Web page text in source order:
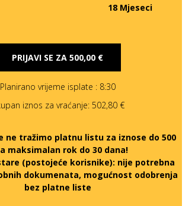
18 Mjeseci
PRIJAVI SE ZA 500,00 €
Planirano vrijeme isplate : 8:30
iznos za vraćanje: 502,80 €
ne tražimo platnu listu za iznose do 500
maksimalan rok do 30 dana!
(postojeće korisnike): nije potrebna
dokumenata, mogućnost odobrenja
bez platne liste